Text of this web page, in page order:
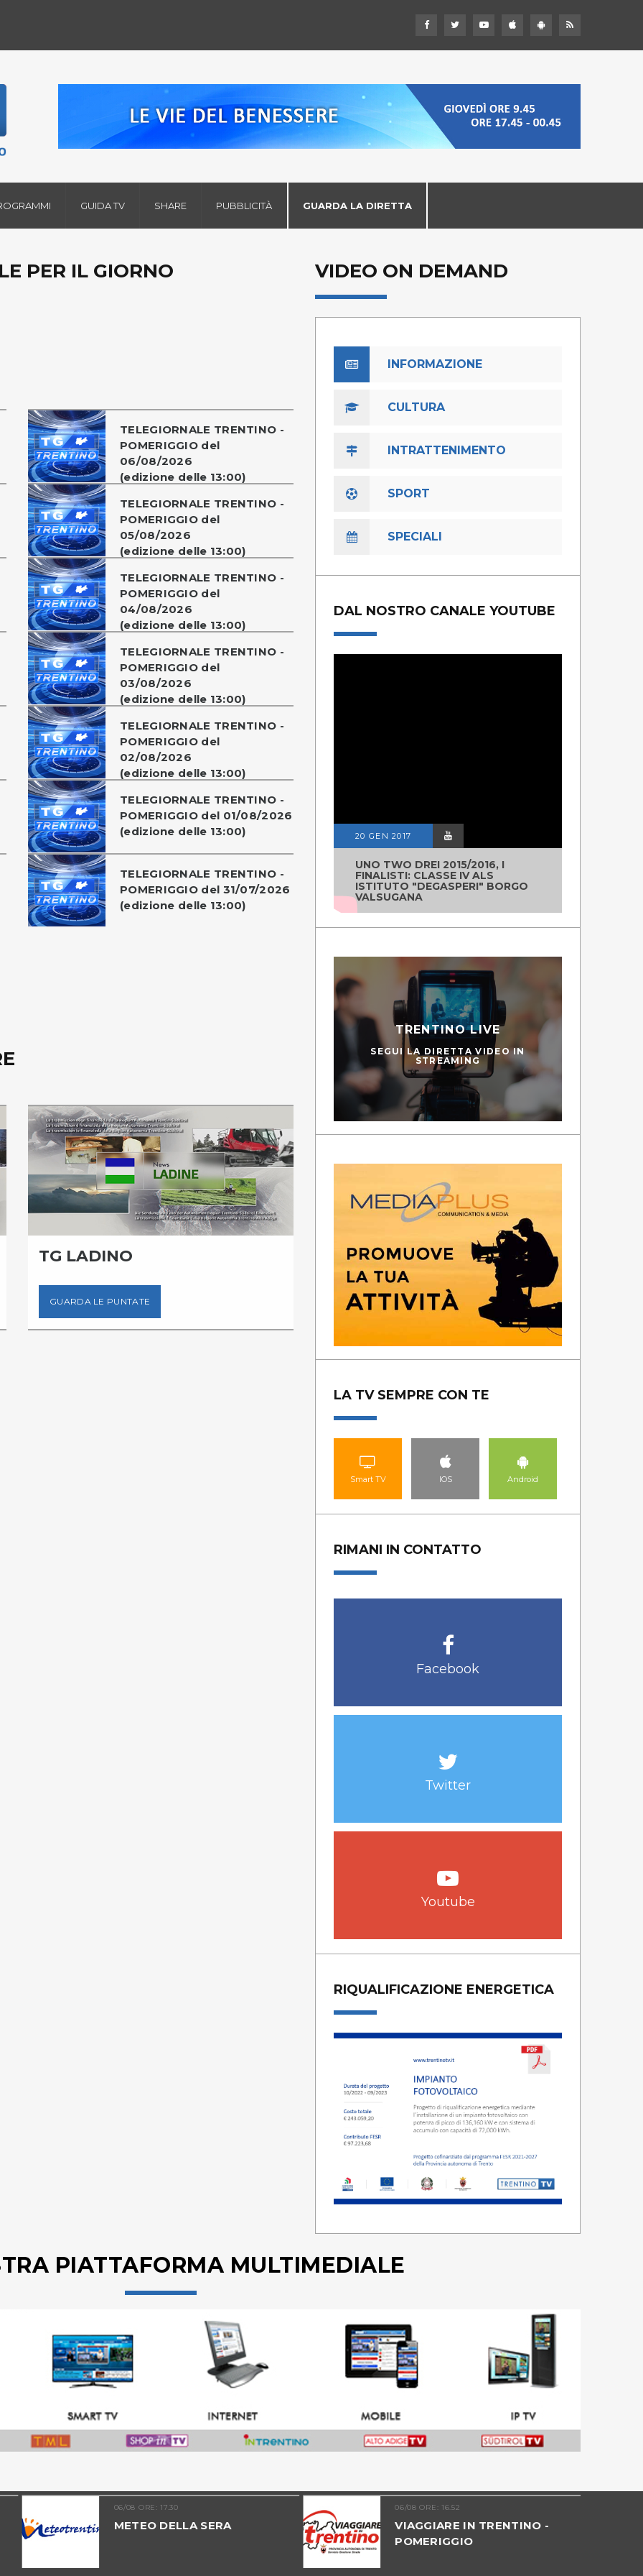
GUIDA TV SHARE PUBBLICITÀ GUARDA LA DIRETTA
PER IL GIORNO
TELEGIORNALE TRENTINO -
POMERIGGIO del
06/08/2026
(edizione delle 13:00)
TELEGIORNALE TRENTINO -
POMERIGGIO del
05/08/2026
(edizione delle 13:00)
TELEGIORNALE TRENTINO -
POMERIGGIO del
04/08/2026
(edizione delle 13:00)
TELEGIORNALE TRENTINO -
POMERIGGIO del
03/08/2026
(edizione delle 13:00)
TELEGIORNALE TRENTINO -
POMERIGGIO del
02/08/2026
(edizione delle 13:00)
TELEGIORNALE TRENTINO -
POMERIGGIO del 01/08/2026
(edizione delle 13:00)
TELEGIORNALE TRENTINO -
POMERIGGIO del 31/07/2026
(edizione delle 13:00)
TG LADINO
GUARDA LE PUNTATE
PEDIES
GUARDA LE PUNTATE
VIDEO ON DEMAND
INFORMAZIONE
CULTURA
INTRATTENIMENTO
SPORT
SPECIALI
DAL NOSTRO CANALE YOUTUBE
20 GEN 2017
UNO TWO DREI 2015/2016, I
FINALISTI: CLASSE IV ALS
ISTITUTO "DEGASPERI" BORGO
VALSUGANA
TRENTINO LIVE
SEGUI LA DIRETTA VIDEO IN
STREAMING
LA TV SEMPRE CON TE
Smart TV IOS Android
RIMANI IN CONTATTO
Facebook
Twitter
Youtube
RIQUALIFICAZIONE ENERGETICA
PIATTAFORMA MULTIMEDIALE
06/08 ORE: 17.30
METEO DELLA SERA
06/08 ORE: 16.52
VIAGGIARE IN TRENTINO -
POMERIGGIO